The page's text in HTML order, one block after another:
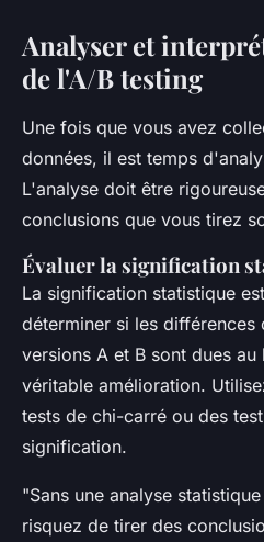
Analyser et
de l'A/B testing
Une fois que vous avez
données, il est temps
L'analyse doit être
conclusions que vous tirez
Évaluer la signification
La signification statistique
déterminer si les différences
versions A et B sont dues au
véritable amélioration.
tests de chi-carré ou des
signification.
"Sans une analyse
risquez de tirer des